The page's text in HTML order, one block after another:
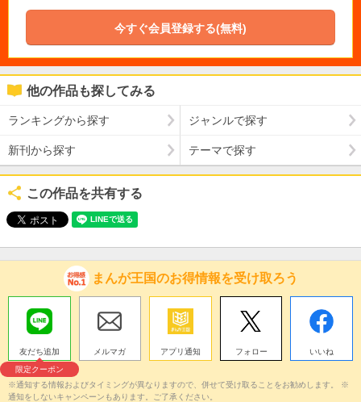
今すぐ会員登録する(無料)
他の作品も探してみる
ランキングから探す ジャンルで探す
新刊から探す テーマで探す
この作品を共有する
まんが王国のお得情報を受け取ろう
友だち追加
限定クーポン
メルマガ アプリ通知 フォロー いいね
※通知する情報およびタイミングが異なりますので、併せて受け取ることをお勧めします。 ※
通知をしないキャンペーンもあります。ご了承ください。